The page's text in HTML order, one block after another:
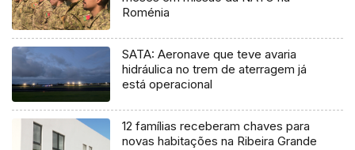
Roménia
SATA: Aeronave que teve avaria
hidráulica no trem de aterragem já
está operacional
12 famílias receberam chaves para
novas habitações na Ribeira Grande